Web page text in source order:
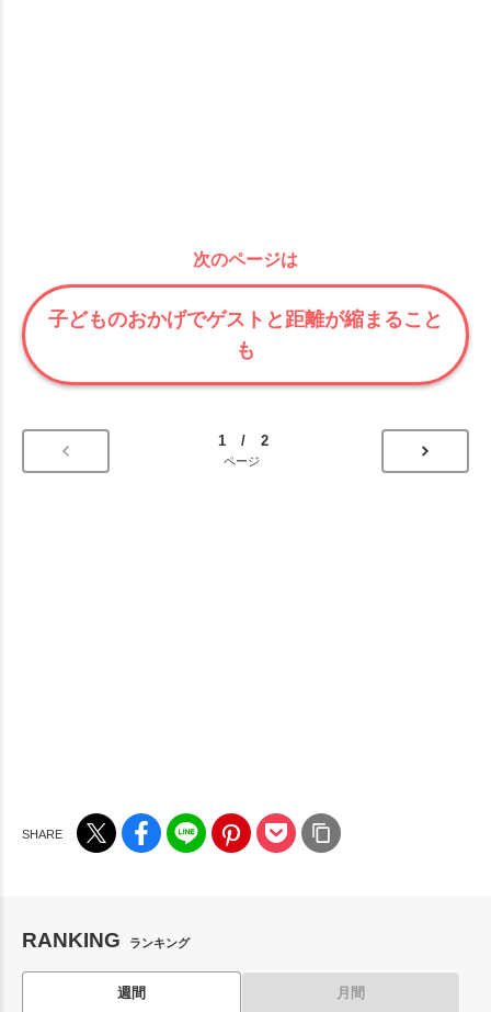
次のページは
子どものおかげでゲストと距離が縮まること
も
1 / 2
ページ
RANKING ランキング
週間 月間